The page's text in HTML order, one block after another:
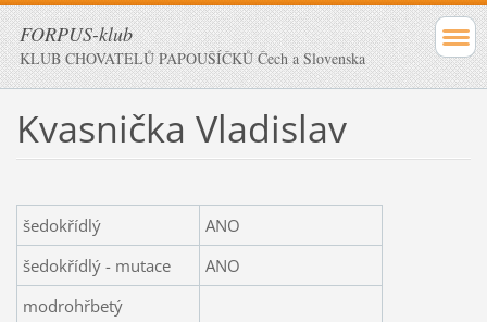
FORPUS-klub
KLUB CHOVATELŮ PAPOUŠÍČKŮ Čech a Slovenska
Kvasnička Vladislav
šedokřídlý
ANO
šedokřídlý - mutace
ANO
modrohřbetý